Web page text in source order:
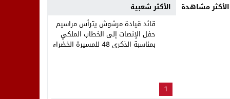
بنزاهة النهائي
الأكثر مشاهدة الأكثر شعبية
1
قائد قيادة مرشوش يترأس مراسيم
حفل الإنصات إلى الخطاب الملكي
بمناسبة الذكرى 48 للمسيرة الخضراء